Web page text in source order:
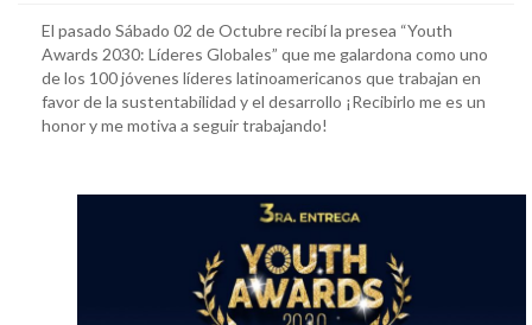
El pasado Sábado 02 de Octubre recibí la presea “Youth
Awards 2030: Líderes Globales” que me galardona como uno
de los 100 jóvenes líderes latinoamericanos que trabajan en
favor de la sustentabilidad y el desarrollo ¡Recibirlo me es un
honor y me motiva a seguir trabajando!